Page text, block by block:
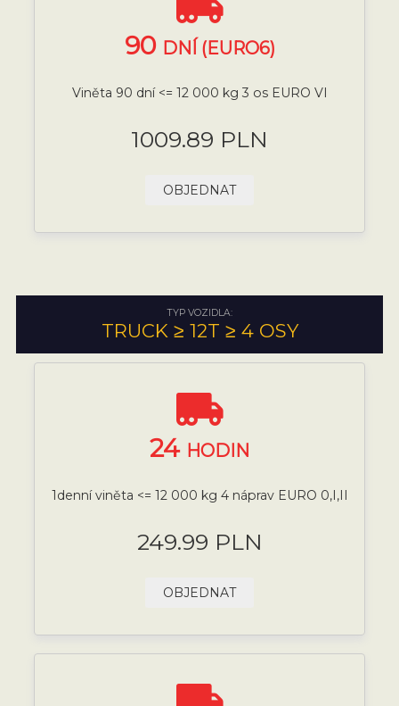
90 DNÍ (EURO6)
Viněta 90 dní <= 12 000 kg 3 os EURO VI
1009.89 PLN
OBJEDNAT
TYP VOZIDLA:
TRUCK ≥ 12T ≥ 4 OSY
24 HODIN
1denní viněta <= 12 000 kg 4 náprav EURO 0,I,II
249.99 PLN
OBJEDNAT